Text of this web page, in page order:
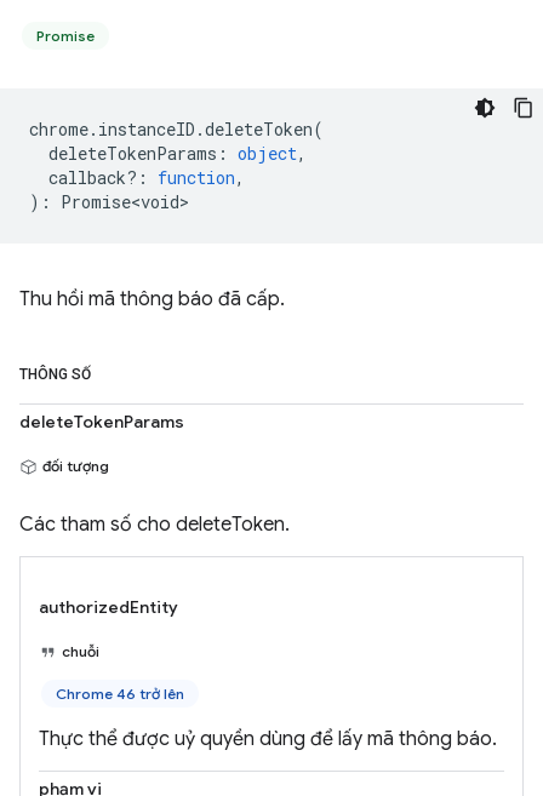
Promise
chrome. instanceID .deleteToken(
deleteTokenParams : object,
callback? : function,
) : Promise<void>
Thu hồi mã thông báo đã cấp.
THÔNG SỐ
deleteTokenParams
đối tượng
Các tham số cho deleteToken.
authorizedEntity
chuỗi
Chrome 46 trở lên
Thực thể được uỷ quyền dùng để lấy mã thông báo.
phạm vi